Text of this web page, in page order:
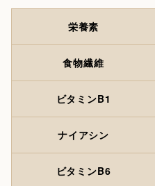
栄養素
食物繊維
ビタミンB1
ナイアシン
ビタミンB6